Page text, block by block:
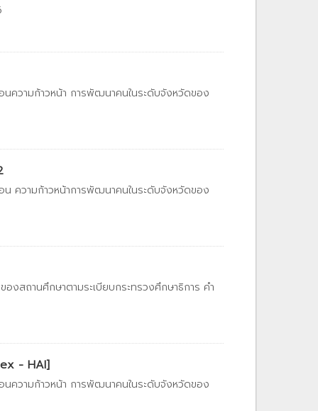
ความก้าวหน้า การพัฒนาคนในระดับจังหวัดของ
ความก้าวหน้าการพัฒนาคนในระดับจังหวัดของ
งสถานศึกษาตามระเบียบกระทรวงศึกษาธิการ คำ
- HAI]
ความก้าวหน้า การพัฒนาคนในระดับจังหวัดของ